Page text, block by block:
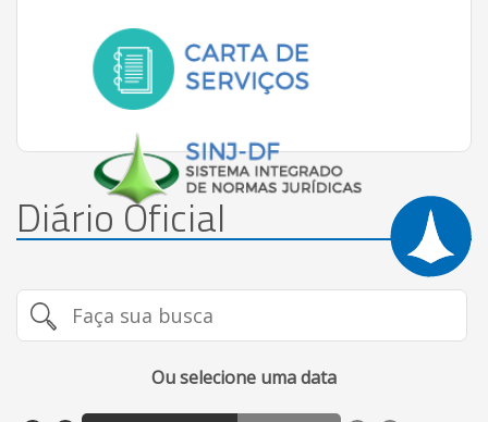
Diário Oficial
Ou selecione uma data